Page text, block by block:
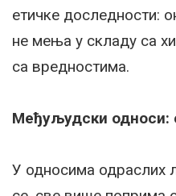
етичке доследности:
не мења у складу са
са вредностима.
Међуљудски односи:
У односима одраслих